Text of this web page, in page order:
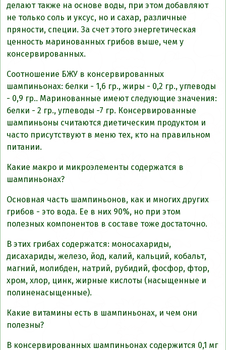
делают также на основе воды, при этом добавляют
не только соль и уксус, но и сахар, различные
пряности, специи. За счет этого энергетическая
ценность маринованных грибов выше, чем у
консервированных.
Соотношение БЖУ в консервированных
шампиньонах: белки - 1,6 гр., жиры - 0,2 гр., углеводы
- 0,9 гр.. Маринованные имеют следующие значения:
белки - 2 гр., углеводы -7 гр. Консервированные
шампиньоны считаются диетическим продуктом и
часто присутствуют в меню тех, кто на правильном
питании.
Какие макро и микроэлементы содержатся в
шампиньонах?
Основная часть шампиньонов, как и многих других
грибов - это вода. Ее в них 90%, но при этом
полезных компонентов в составе тоже достаточно.
В этих грибах содержатся: моносахариды,
дисахариды, железо, йод, калий, кальций, кобальт,
магний, молибден, натрий, рубидий, фосфор, фтор,
хром, хлор, цинк, жирные кислоты (насыщенные и
полиненасыщенные).
Какие витамины есть в шампиньонах, и чем они
полезны?
В консервированных шампиньонах содержится 0,1 мг